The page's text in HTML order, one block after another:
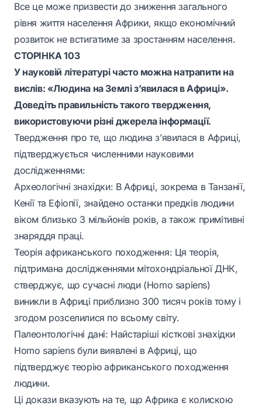
Все це може призвести до зниження загального
рівня життя населення Африки, якщо економічний
розвиток не встигатиме за зростанням населення.
СТОРІНКА 103
У науковій літературі часто можна натрапити на
вислів: «Людина на Землі з’явилася в Африці».
Доведіть правильність такого твердження,
використовуючи різні джерела інформації.
Твердження про те, що людина з’явилася в Африці,
підтверджується численними науковими
дослідженнями:
Археологічні знахідки: В Африці, зокрема в Танзанії,
Кенії та Ефіопії, знайдено останки предків людини
віком близько 3 мільйонів років, а також примітивні
знаряддя праці.
Теорія африканського походження: Ця теорія,
підтримана дослідженнями мітохондріальної ДНК,
стверджує, що сучасні люди (Homo sapiens)
виникли в Африці приблизно 300 тисяч років тому і
згодом розселилися по всьому світу.
Палеонтологічні дані: Найстаріші кісткові знахідки
Homo sapiens були виявлені в Африці, що
підтверджує теорію африканського походження
людини.
Ці докази вказують на те, що Африка є колискою